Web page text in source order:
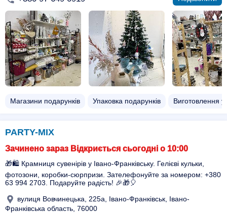
Магазини подарунків Упаковка подарунків Виготовлення
PARTY-MIX
Зачинено зараз Відкриється сьогодні о 10:00
🎁🛍️ Крамниця сувенірів у Івано-Франківську. Гелієві кульки,
фотозони, коробки-сюрпризи. Зателефонуйте за номером: +380
63 994 2703. Подаруйте радість! 🎉🎁🎈
вулиця Вовчинецька, 225а, Івано-Франківськ, Івано-
Франківська область, 76000